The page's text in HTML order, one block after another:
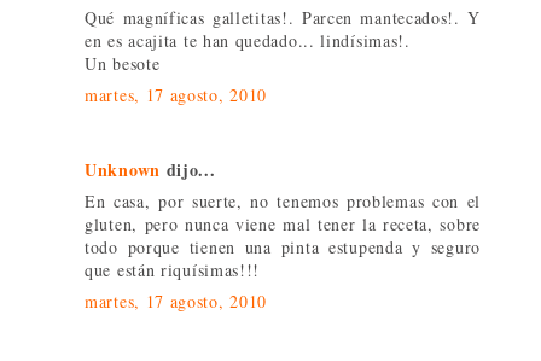
Qué magníficas galletitas!. Parcen mantecados!. Y
en es acajita te han quedado... lindísimas!.
Un besote
martes, 17 agosto, 2010
Unknown dijo...
En casa, por suerte, no tenemos problemas con el
gluten, pero nunca viene mal tener la receta, sobre
todo porque tienen una pinta estupenda y seguro
que están riquísimas!!!
martes, 17 agosto, 2010